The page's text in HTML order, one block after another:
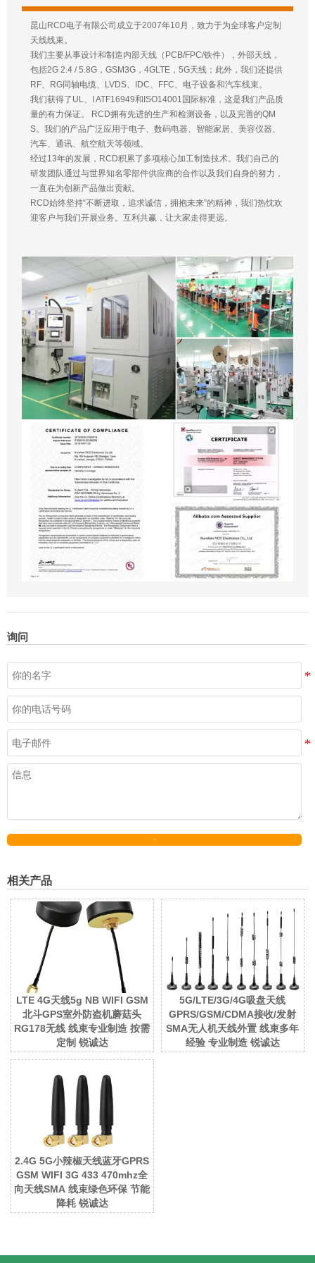
昆山RCD电子有限公司成立于2007年10月，致力于为全球客户定制
天线线束。
我们主要从事设计和制造内部天线（PCB/FPC/铁件），外部天线，
包括2G 2.4 / 5.8G，GSM3G，4GLTE，5G天线；此外，我们还提供
RF、RG同轴电缆、LVDS、IDC、FFC、电子设备和汽车线束。
我们获得了UL、I ATF16949和ISO14001国际标准，这是我们产品质
量的有力保证。 RCD拥有先进的生产和检测设备，以及完善的QM
S。我们的产品广泛应用于电子、数码电器、智能家居、美容仪器、
汽车、通讯、航空航天等领域。
经过13年的发展，RCD积累了多项核心加工制造技术。我们自己的
研发团队通过与世界知名零部件供应商的合作以及我们自身的努力，
一直在为创新产品做出贡献。
RCD始终坚持“不断进取，追求诚信，拥抱未来”的精神，我们热忱欢
迎客户与我们开展业务。互利共赢，让大家走得更远。
询问
相关产品
LTE 4G天线5g NB WIFI GSM
北斗GPS室外防盗机蘑菇头
RG178无线 线束专业制造 按需
定制 锐诚达
5G/LTE/3G/4G吸盘天线
GPRS/GSM/CDMA接收/发射
SMA无人机天线外置 线束多年
经验 专业制造 锐诚达
2.4G 5G小辣椒天线蓝牙GPRS
GSM WIFI 3G 433 470mhz全
向天线SMA 线束绿色环保 节能
降耗 锐诚达